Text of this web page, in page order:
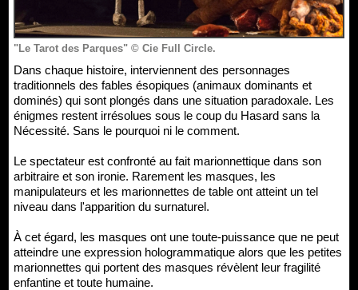
"Le Tarot des Parques" © Cie Full Circle.
Dans chaque histoire, interviennent des personnages
traditionnels des fables ésopiques (animaux dominants et
dominés) qui sont plongés dans une situation paradoxale. Les
énigmes restent irrésolues sous le coup du Hasard sans la
Nécessité. Sans le pourquoi ni le comment.
Le spectateur est confronté au fait marionnettique dans son
arbitraire et son ironie. Rarement les masques, les
manipulateurs et les marionnettes de table ont atteint un tel
niveau dans l'apparition du surnaturel.
À cet égard, les masques ont une toute-puissance que ne peut
atteindre une expression hologrammatique alors que les petites
marionnettes qui portent des masques révèlent leur fragilité
enfantine et toute humaine.